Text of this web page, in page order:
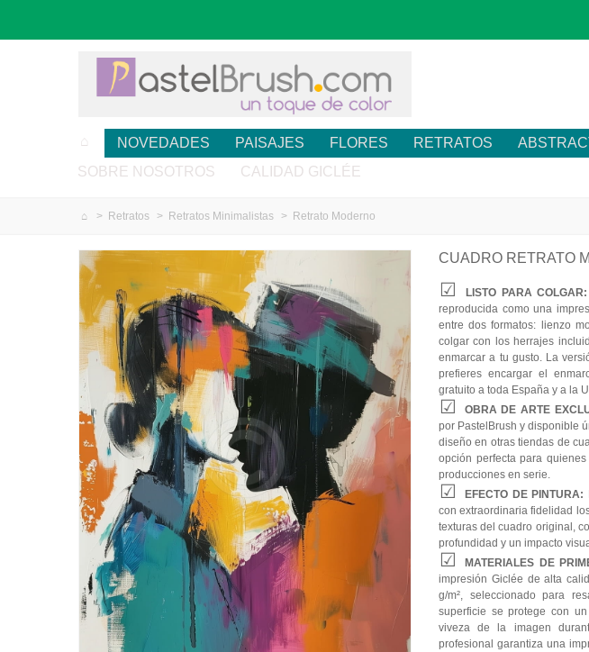
NOVEDADES PAISAJES FLORES RETRATOS
SOBRE NOSOTROS
CALIDAD GICLÉE
> Retratos > Retratos Minimalistas > Retrato Moderno
CUADRO RETRATO
LISTO PARA COLGAR:
reproducida como una
entre dos formatos: lienzo
colgar con los herrajes
enmarcar a tu gusto. La
prefieres encargar el
gratuito a toda España y a la
OBRA DE ARTE
por PastelBrush y disponible
diseño en otras tiendas de
opción perfecta para
producciones en serie.
EFECTO DE PINTURA:
con extraordinaria fidelidad
texturas del cuadro original,
profundidad y un impacto
MATERIALES DE
impresión Giclée de alta
g/m², seleccionado para
superficie se protege con
viveza de la imagen
profesional garantiza una